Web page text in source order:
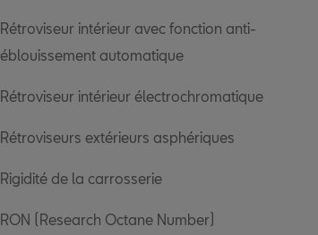
Rétroviseur intérieur avec fonction anti-
éblouissement automatique
Rétroviseur intérieur électrochromatique
Rétroviseurs extérieurs asphériques
Rigidité de la carrosserie
RON (Research Octane Number)